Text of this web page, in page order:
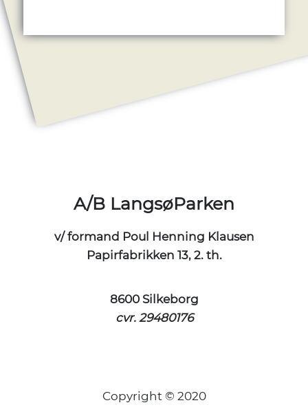
A/B LangsøParken
v/ formand Poul Henning Klausen
Papirfabrikken 13, 2. th.
8600 Silkeborg
cvr. 29480176
Copyright © 2020